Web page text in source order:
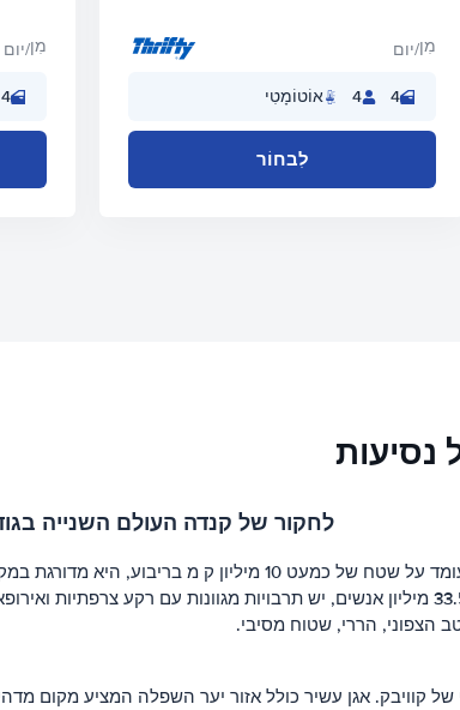
מִן/יום
4
4 אוֹטוֹמָטִי
לִבחוֹר
מִן/יום
4
נסיעות
לחקור של קנדה העולם השנייה
האם ידעת כי קנדה מכסה 41% של יבשת צפון אמריקה?
חולקת גם הגבול עם ארה ב, גרינלנד. עם אוכלוסייה של 33.5 מיליון אנשים, יש
הצפוני, הררי, שטוח מסיבי.